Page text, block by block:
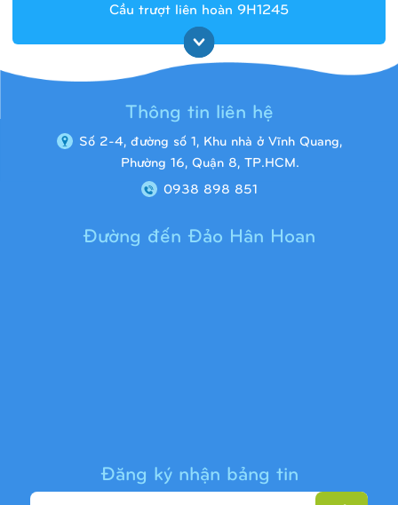
Cầu trượt liên hoàn 9H1245
Thông tin liên hệ
Số 2-4, đường số 1, Khu nhà ở Vĩnh Quang,
Phường 16, Quận 8, TP.HCM.
0938 898 851
Đường đến Đảo Hân Hoan
Đăng ký nhận bảng tin